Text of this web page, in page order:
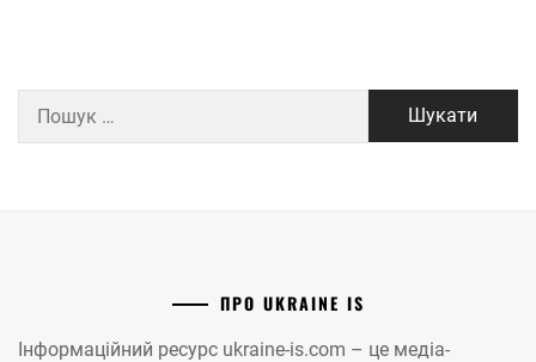
ПРО UKRAINE IS
Інформаційний ресурс ukraine-is.com – це медіа-